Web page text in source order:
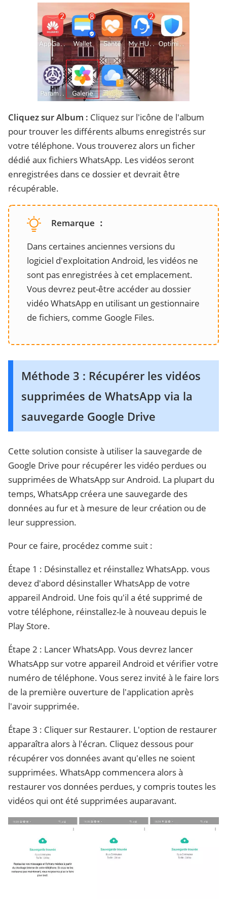
Cliquez sur Album : Cliquez sur l'icône de l'album
pour trouver les différents albums enregistrés sur
votre téléphone. Vous trouverez alors un ficher
dédié aux fichiers WhatsApp. Les vidéos seront
enregistrées dans ce dossier et devrait être
récupérable.
Remarque ：
Dans certaines anciennes versions du
logiciel d'exploitation Android, les vidéos ne
sont pas enregistrées à cet emplacement.
Vous devrez peut-être accéder au dossier
vidéo WhatsApp en utilisant un gestionnaire
de fichiers, comme Google Files.
Méthode 3 : Récupérer les vidéos
supprimées de WhatsApp via la
sauvegarde Google Drive
Cette solution consiste à utiliser la sauvegarde de
Google Drive pour récupérer les vidéo perdues ou
supprimées de WhatsApp sur Android. La plupart du
temps, WhatsApp créera une sauvegarde des
données au fur et à mesure de leur création ou de
leur suppression.
Pour ce faire, procédez comme suit :
Étape 1 : Désinstallez et réinstallez WhatsApp. vous
devez d'abord désinstaller WhatsApp de votre
appareil Android. Une fois qu'il a été supprimé de
votre téléphone, réinstallez-le à nouveau depuis le
Play Store.
Étape 2 : Lancer WhatsApp. Vous devrez lancer
WhatsApp sur votre appareil Android et vérifier votre
numéro de téléphone. Vous serez invité à le faire lors
de la première ouverture de l'application après
l'avoir supprimée.
Étape 3 : Cliquer sur Restaurer. L'option de restaurer
apparaîtra alors à l'écran. Cliquez dessous pour
récupérer vos données avant qu'elles ne soient
supprimées. WhatsApp commencera alors à
restaurer vos données perdues, y compris toutes les
vidéos qui ont été supprimées auparavant.